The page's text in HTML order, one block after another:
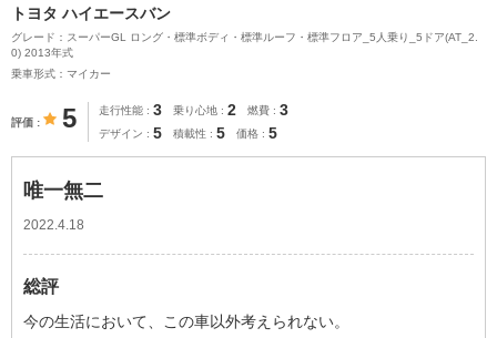
トヨタ ハイエースバン
グレード：スーパーGL ロング・標準ボディ・標準ルーフ・標準フロア_5人乗り_5ドア(AT_2.
0) 2013年式
乗車形式：マイカー
評価 5 走行性能 3 乗り心地 2 燃費 3
デザイン 5 積載性 5 価格 5
唯一無二
2022.4.18
総評
今の生活において、この車以外考えられない。